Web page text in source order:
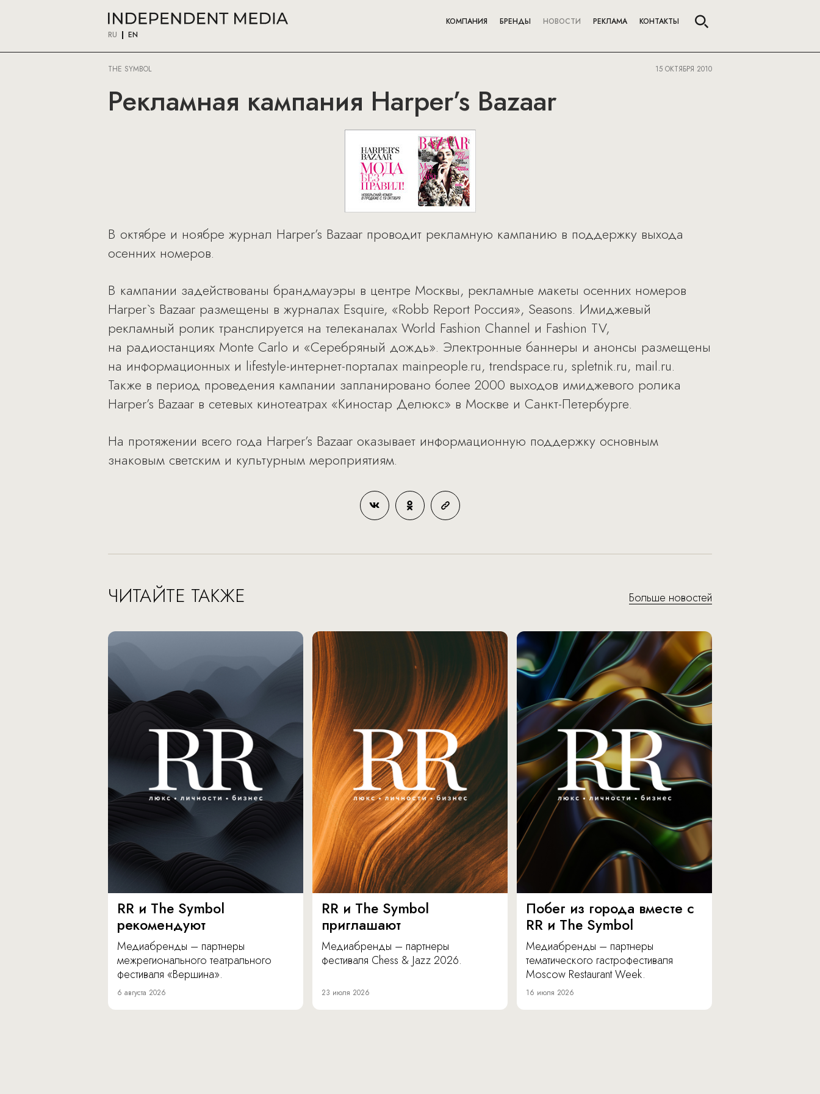
RU EN
КОМПАНИЯ БРЕНДЫ НОВОСТИ РЕКЛАМА КОНТАКТЫ
THE SYMBOL 15 ОКТЯБРЯ 2010
Рекламная кампания Harper’s Bazaar
В октябре и ноябре журнал Harper’s Bazaar проводит рекламную кампанию в поддержку выхода
осенних номеров.
В кампании задействованы брандмауэры в центре Москвы, рекламные макеты осенних номеров
Harper`s Bazaar размещены в журналах Esquire, «Robb Report Россия», Seasons. Имиджевый
рекламный ролик транслируется на телеканалах World Fashion Channel и Fashion TV,
на радиостанциях Monte Carlo и «Серебряный дождь». Электронные баннеры и анонсы размещены
на информационных и lifestyle-интернет-порталах mainpeople.ru, trendspace.ru, spletnik.ru, mail.ru.
Также в период проведения кампании запланировано более 2000 выходов имиджевого ролика
Harper’s Bazaar в сетевых кинотеатрах «Киностар Делюкс» в Москве и Санкт-Петербурге.
На протяжении всего года Harper’s Bazaar оказывает информационную поддержку основным
знаковым светским и культурным мероприятиям.
ЧИТАЙТЕ ТАКЖЕ Больше новостей
RR и The Symbol
рекомендуют
Медиабренды – партнеры
межрегионального театрального
фестиваля «Вершина».
6 августа 2026
RR и The Symbol
приглашают
Медиабренды – партнеры
фестиваля Chess & Jazz 2026.
23 июля 2026
Побег из города вместе с
RR и The Symbol
Медиабренды – партнеры
тематического гастрофестиваля
Moscow Restaurant Week.
16 июля 2026